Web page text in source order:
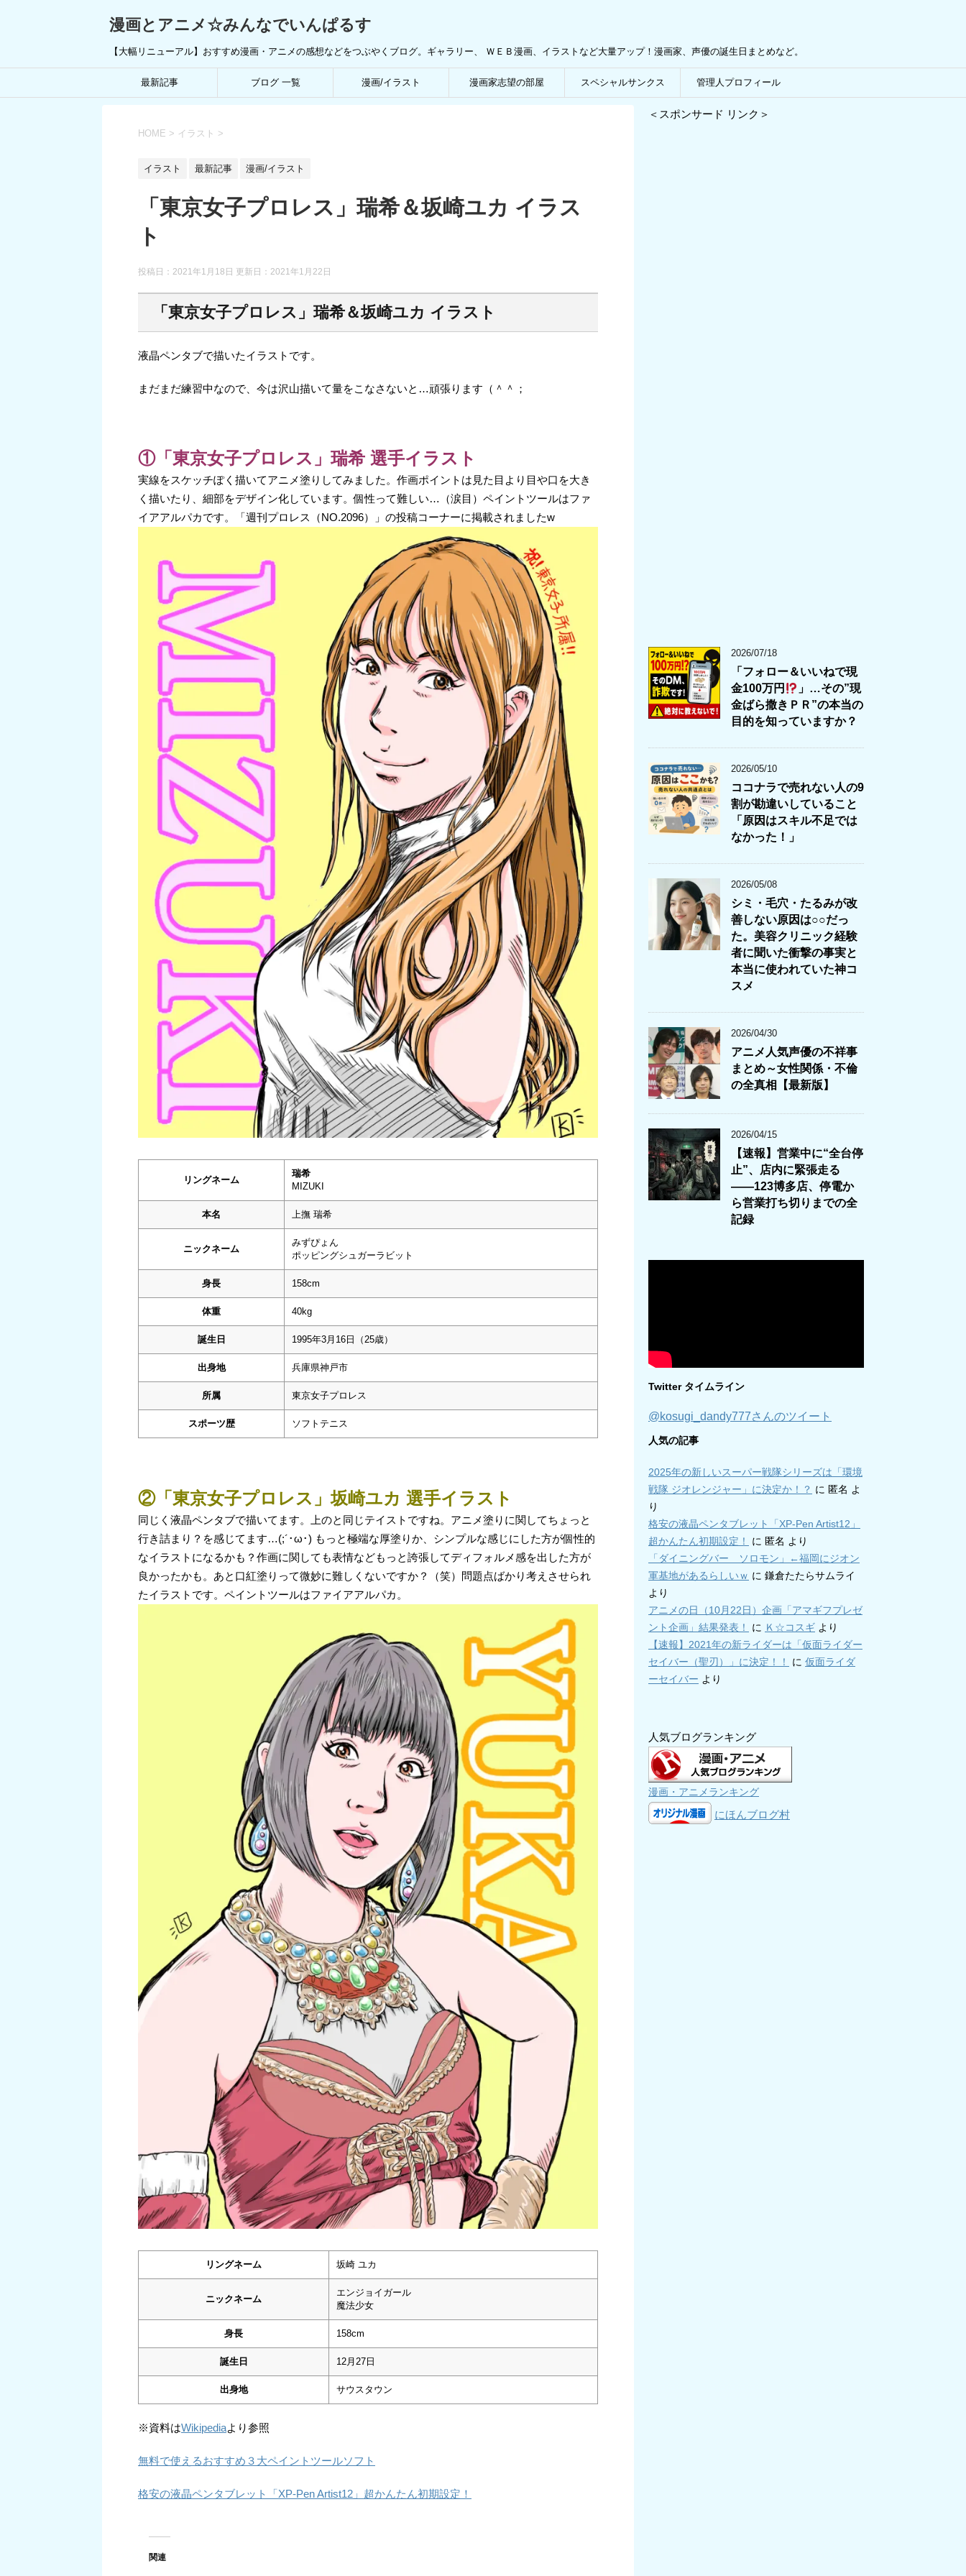
漫画とアニメ☆みんなでいんぱるす
【大幅リニューアル】おすすめ漫画・アニメの感想などをつぶやくブログ。ギャラリー、 ＷＥＢ漫画、イラストなど大量アップ！漫画家、声優の誕生日まとめなど。
最新記事 ブログ 一覧 漫画/イラスト 漫画家志望の部屋 スペシャルサンクス 管理人プロフィール
HOME > イラスト >
イラスト 最新記事 漫画/イラスト
「東京女子プロレス」瑞希＆坂崎ユカ イラス
ト
投稿日：2021年1月18日 更新日： 2021年1月22日
「東京女子プロレス」瑞希＆坂崎ユカ イラスト
液晶ペンタブで描いたイラストです。
まだまだ練習中なので、今は沢山描いて量をこなさないと…頑張ります（＾＾；
①「東京女子プロレス」瑞希 選手イラスト
実線をスケッチぽく描いてアニメ塗りしてみました。作画ポイントは見た目より目や口を大き
く描いたり、細部をデザイン化しています。個性って難しい…（涙目）ペイントツールはファ
イアアルパカです。「週刊プロレス（NO.2096）」の投稿コーナーに掲載されましたw
リングネーム
瑞希
MIZUKI
本名 上撫 瑞希
ニックネーム
みずぴょん
ポッピングシュガーラビット
身長 158cm
体重 40kg
誕生日 1995年3月16日（25歳）
出身地 兵庫県神戸市
所属 東京女子プロレス
スポーツ歴 ソフトテニス
②「東京女子プロレス」坂崎ユカ 選手イラスト
同じく液晶ペンタブで描いてます。上のと同じテイストですね。アニメ塗りに関してちょっと
行き詰まり？を感じてます…(;´･ω･) もっと極端な厚塗りか、シンプルな感じにした方が個性的
なイラストになるかも？作画に関しても表情などもっと誇張してディフォルメ感を出した方が
良かったかも。あと口紅塗りって微妙に難しくないですか？（笑）問題点ばかり考えさせられ
たイラストです。ペイントツールはファイアアルパカ。
リングネーム 坂崎 ユカ
ニックネーム
エンジョイガール
魔法少女
身長 158cm
誕生日 12月27日
出身地 サウスタウン
※資料はWikipediaより参照
無料で使えるおすすめ３大ペイントツールソフト
格安の液晶ペンタブレット「XP-Pen Artist12」超かんたん初期設定！
関連
＜スポンサード リンク＞
2026/07/18
「フォロー＆いいねで現
金100万円
」…その”現
金ばら撒きＰＲ”の本当の
目的を知っていますか？
2026/05/10
ココナラで売れない人の9
割が勘違いしていること
「原因はスキル不足では
なかった！」
2026/05/08
シミ・毛穴・たるみが改
善しない原因は○○だっ
た。美容クリニック経験
者に聞いた衝撃の事実と
本当に使われていた神コ
スメ
2026/04/30
アニメ人気声優の不祥事
まとめ～女性関係・不倫
の全真相【最新版】
2026/04/15
【速報】営業中に“全台停
止”、店内に緊張走る
――123博多店、停電か
ら営業打ち切りまでの全
記録
Twitter タイムライン
@kosugi_dandy777さんのツイート
人気の記事
2025年の新しいスーパー戦隊シリーズは「環境
戦隊 ジオレンジャー」に決定か！？ に 匿名 よ
り
格安の液晶ペンタブレット「XP-Pen Artist12」
超かんたん初期設定！
に 匿名 より
「ダイニングバー ソロモン」←福岡にジオン
軍基地があるらしいｗ に 鎌倉たたらサムライ
より
アニメの日（10月22日）企画「アマギフプレゼ
ント企画」結果発表！
に Ｋ☆コスギ より
【速報】2021年の新ライダーは「仮面ライダー
セイバー（聖刃）」に決定！！
に 仮面ライダ
ーセイバー より
人気ブログランキング
漫画・アニメランキング
にほんブログ村